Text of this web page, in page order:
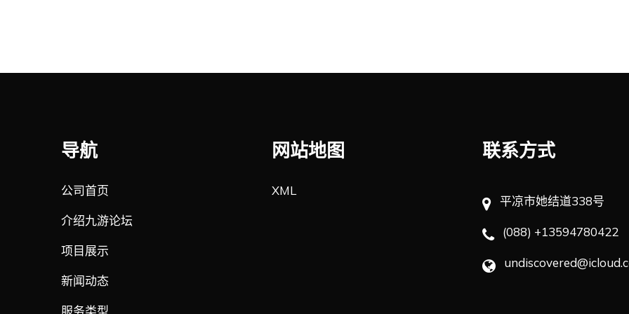
导航
公司首页
介绍九游论坛
项目展示
新闻动态
服务类型
网站地图
XML
联系方式
平凉市她结道338号
(088) +13594780422